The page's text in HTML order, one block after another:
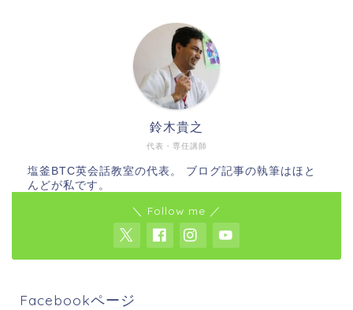
代表・専任講師
鈴木貴之
塩釜BTC英会話教室の代表。 ブログ記事の執筆はほと
んどが私です。
＼ Follow me ／
Facebookページ